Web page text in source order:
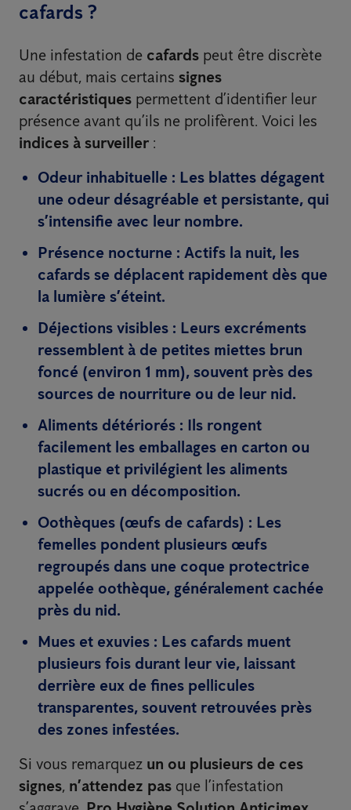
cafards ?
Une infestation de cafards peut être discrète
au début, mais certains signes
caractéristiques permettent d’identifier leur
présence avant qu’ils ne prolifèrent. Voici les
indices à surveiller :
Odeur inhabituelle : Les blattes dégagent
une odeur désagréable et persistante, qui
s’intensifie avec leur nombre.
Présence nocturne : Actifs la nuit, les
cafards se déplacent rapidement dès que
la lumière s’éteint.
Déjections visibles : Leurs excréments
ressemblent à de petites miettes brun
foncé (environ 1 mm), souvent près des
sources de nourriture ou de leur nid.
Aliments détériorés : Ils rongent
facilement les emballages en carton ou
plastique et privilégient les aliments
sucrés ou en décomposition.
Oothèques (œufs de cafards) : Les
femelles pondent plusieurs œufs
regroupés dans une coque protectrice
appelée oothèque, généralement cachée
près du nid.
Mues et exuvies : Les cafards muent
plusieurs fois durant leur vie, laissant
derrière eux de fines pellicules
transparentes, souvent retrouvées près
des zones infestées.
Si vous remarquez un ou plusieurs de ces
signes, n’attendez pas que l’infestation